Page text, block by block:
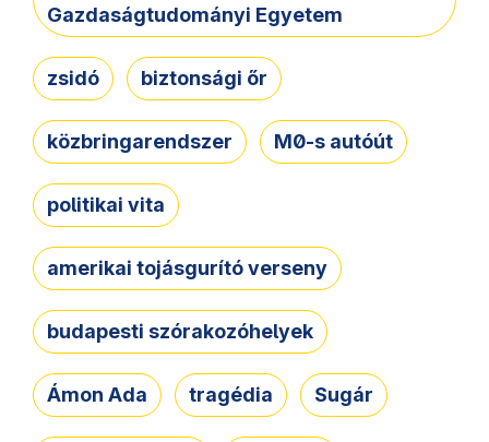
Gazdaságtudományi Egyetem
zsidó biztonsági őr
közbringarendszer M0-s autóút
politikai vita
amerikai tojásgurító verseny
budapesti szórakozóhelyek
Ámon Ada tragédia Sugár